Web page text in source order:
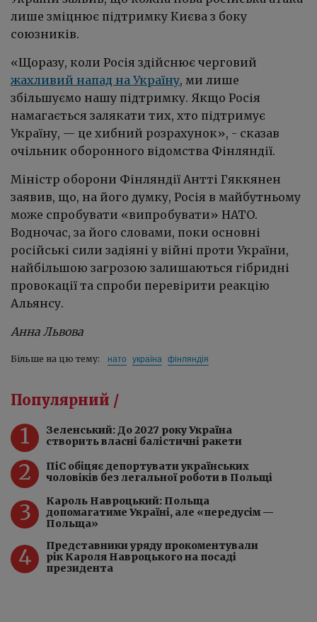
лише зміцнює підтримку Києва з боку
союзників.
«Щоразу, коли Росія здійснює черговий
жахливий напад на Україну, ми лише
збільшуємо нашу підтримку. Якщо Росія
намагається залякати тих, хто підтримує
Україну, — це хибний розрахунок», - сказав
очільник оборонного відомства Фінляндії.
Міністр оборони Фінляндії Антті Гяккянен
заявив, що, на його думку, Росія в майбутньому
може спробувати «випробувати» НАТО.
Водночас, за його словами, поки основні
російські сили задіяні у війні проти України,
найбільшою загрозою залишаються гібридні
провокації та спроби перевірити реакцію
Альянсу.
Анна Львова
Більше на цю тему: нато україна фінляндія
Популярний /
1
Зеленський: До 2027 року Україна
створить власні балістичні ракети
2
ПіC обіцяє депортувати українських
чоловіків без легальної роботи в Польщі
3
Кароль Навроцький: Польща
допомагатиме Україні, але «передусім —
Польща»
4
Представники уряду прокоментували
рік Кароля Навроцького на посаді
президента